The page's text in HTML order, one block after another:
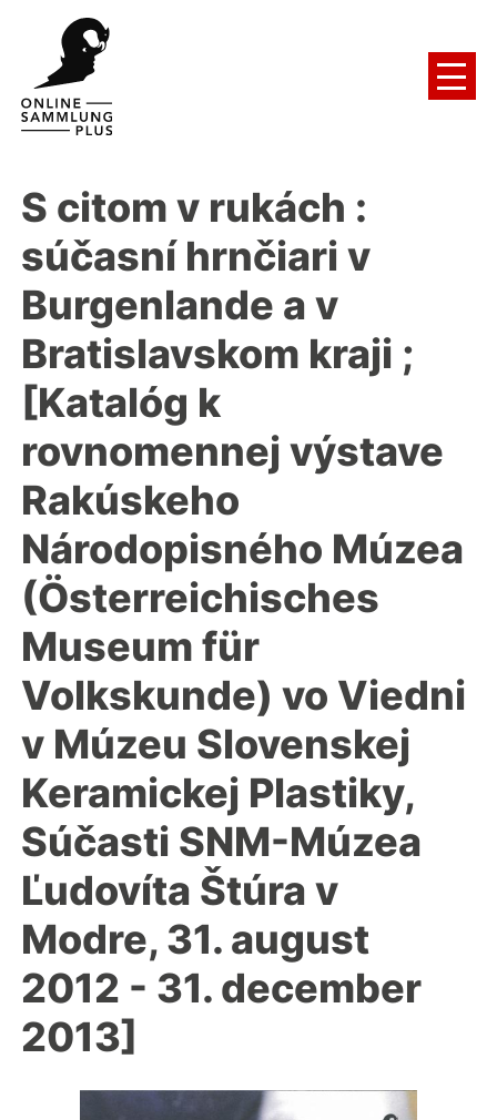
S citom v rukách :
súčasní hrnčiari v
Burgenlande a v
Bratislavskom kraji ;
[Katalóg k
rovnomennej výstave
Rakúskeho
Národopisného Múzea
(Österreichisches
Museum für
Volkskunde) vo Viedni
v Múzeu Slovenskej
Keramickej Plastiky,
Súčasti SNM-Múzea
Ľudovíta Štúra v
Modre, 31. august
2012 - 31. december
2013]